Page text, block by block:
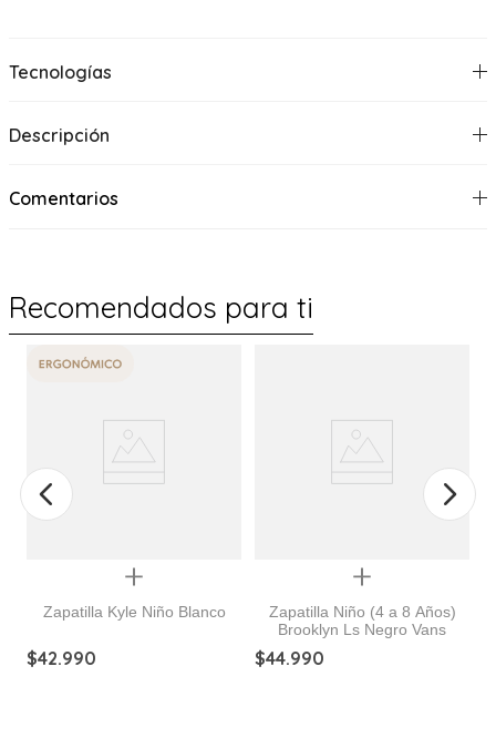
Tecnologías
Descripción
Comentarios
Recomendados para ti
Quickview
Zapatilla Kyle Niño Blanco
$42.990
Quickview
Zapatilla Niño (4 a 8 Años)
Brooklyn Ls Negro Vans
$44.990